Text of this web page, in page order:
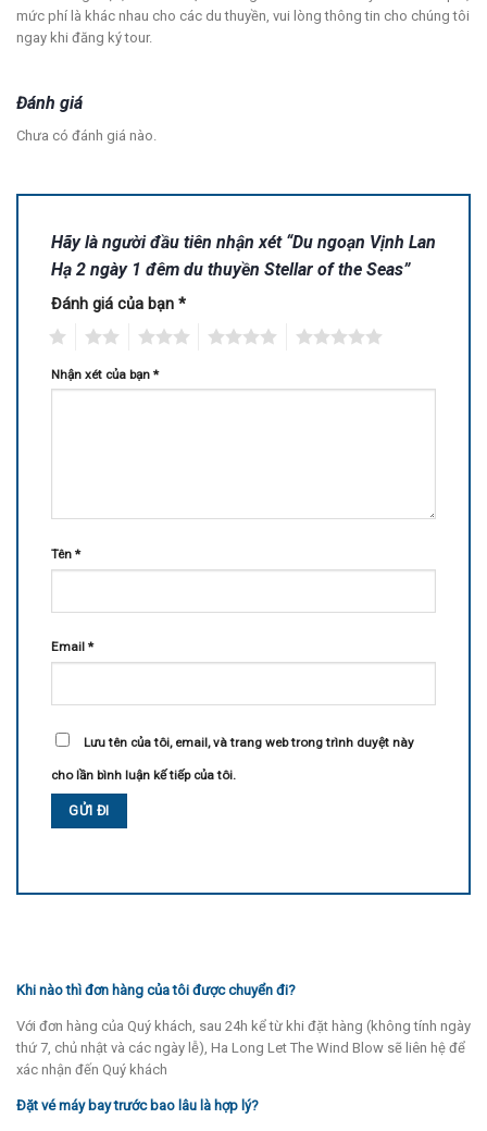
mức phí là khác nhau cho các du thuyền, vui lòng thông tin cho chúng tôi
ngay khi đăng ký tour.
Đánh giá
Chưa có đánh giá nào.
Hãy là người đầu tiên nhận xét “Du ngoạn Vịnh Lan
Hạ 2 ngày 1 đêm du thuyền Stellar of the Seas”
Đánh giá của bạn *
Nhận xét của bạn *
Tên *
Email *
Lưu tên của tôi, email, và trang web trong trình duyệt này
cho lần bình luận kế tiếp của tôi.
Khi nào thì đơn hàng của tôi được chuyển đi?
Với đơn hàng của Quý khách, sau 24h kể từ khi đặt hàng (không tính ngày
thứ 7, chủ nhật và các ngày lễ), Ha Long Let The Wind Blow sẽ liên hệ để
xác nhận đến Quý khách
Đặt vé máy bay trước bao lâu là hợp lý?